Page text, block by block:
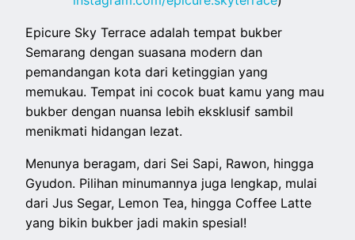
Epicure Sky Terrace adalah tempat bukber
Semarang dengan suasana modern dan
pemandangan kota dari ketinggian yang
memukau. Tempat ini cocok buat kamu yang mau
bukber dengan nuansa lebih eksklusif sambil
menikmati hidangan lezat.
Menunya beragam, dari Sei Sapi, Rawon, hingga
Gyudon. Pilihan minumannya juga lengkap, mulai
dari Jus Segar, Lemon Tea, hingga Coffee Latte
yang bikin bukber jadi makin spesial!